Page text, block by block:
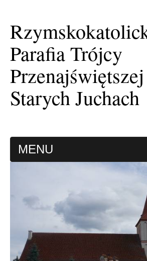
Parafia Trójcy
Starych Juchach
MENU
KAPLICA FILIALNA
MSZE I NABOŻEŃSTWA
KONTAKT